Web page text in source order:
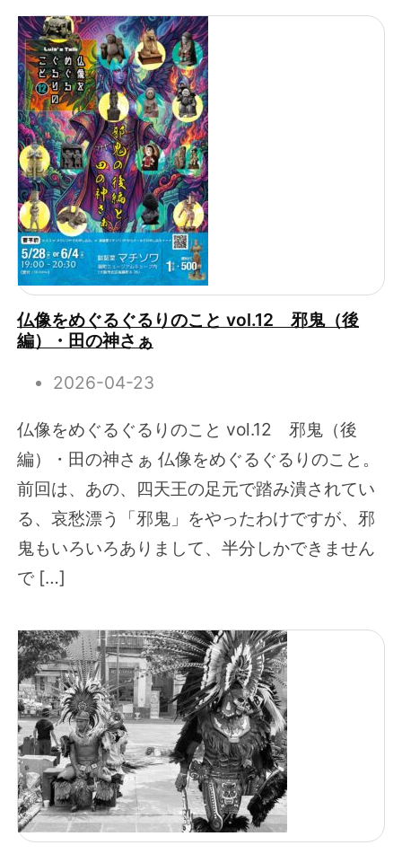
仏像をめぐるぐるりのこと vol.12 邪鬼（後
編）・田の神さぁ
2026-04-23
仏像をめぐるぐるりのこと vol.12 邪鬼（後
編）・田の神さぁ 仏像をめぐるぐるりのこと。
前回は、あの、四天王の足元で踏み潰されてい
る、哀愁漂う「邪鬼」をやったわけですが、邪
鬼もいろいろありまして、半分しかできません
で […]